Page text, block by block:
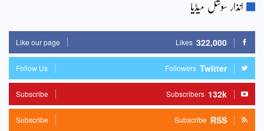
انذار سوشل میڈیا
322,000
Likes
Like our page
Twitter
Followers
Follow Us
132k
Subscribers
Subscribe
RSS
Subscribe
Subscribe